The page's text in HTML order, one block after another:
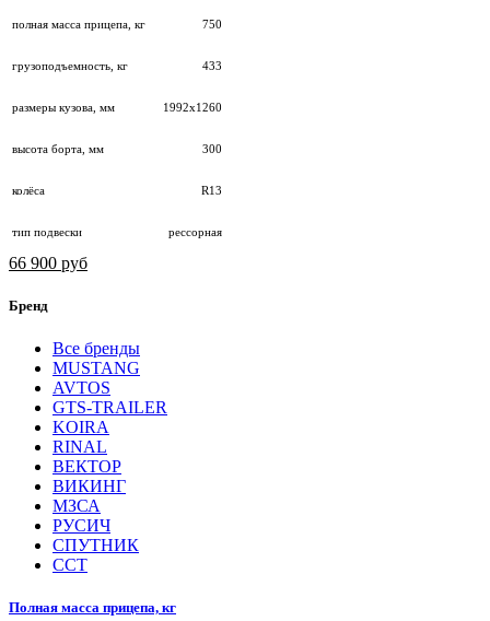
полная масса прицепа, кг 750
грузоподъемность, кг 433
размеры кузова, мм 1992х1260
высота борта, мм 300
колёса R13
тип подвески рессорная
66 900 руб
Бренд
Все бренды
MUSTANG
AVTOS
GTS-TRAILER
KOIRA
RINAL
ВЕКТОР
ВИКИНГ
МЗСА
РУСИЧ
СПУТНИК
ССТ
Полная масса прицепа, кг